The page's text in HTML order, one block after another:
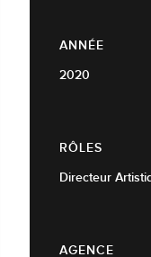
ANNÉE
2020
RÔLES
Directeur
AGENCE